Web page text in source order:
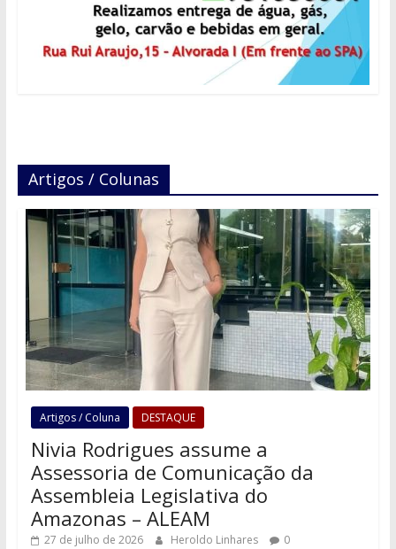
Artigos / Colunas
Artigos / Coluna DESTAQUE
Nivia Rodrigues assume a
Assessoria de Comunicação da
Assembleia Legislativa do
Amazonas – ALEAM
27 de julho de 2026 Heroldo Linhares 0